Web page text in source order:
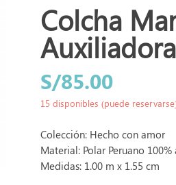
Colcha
S/85.00
15 disponibles (puede
Colección: Hecho con amor
Material: Polar Peruano
Medidas: 1.00 m x 1.55 cm